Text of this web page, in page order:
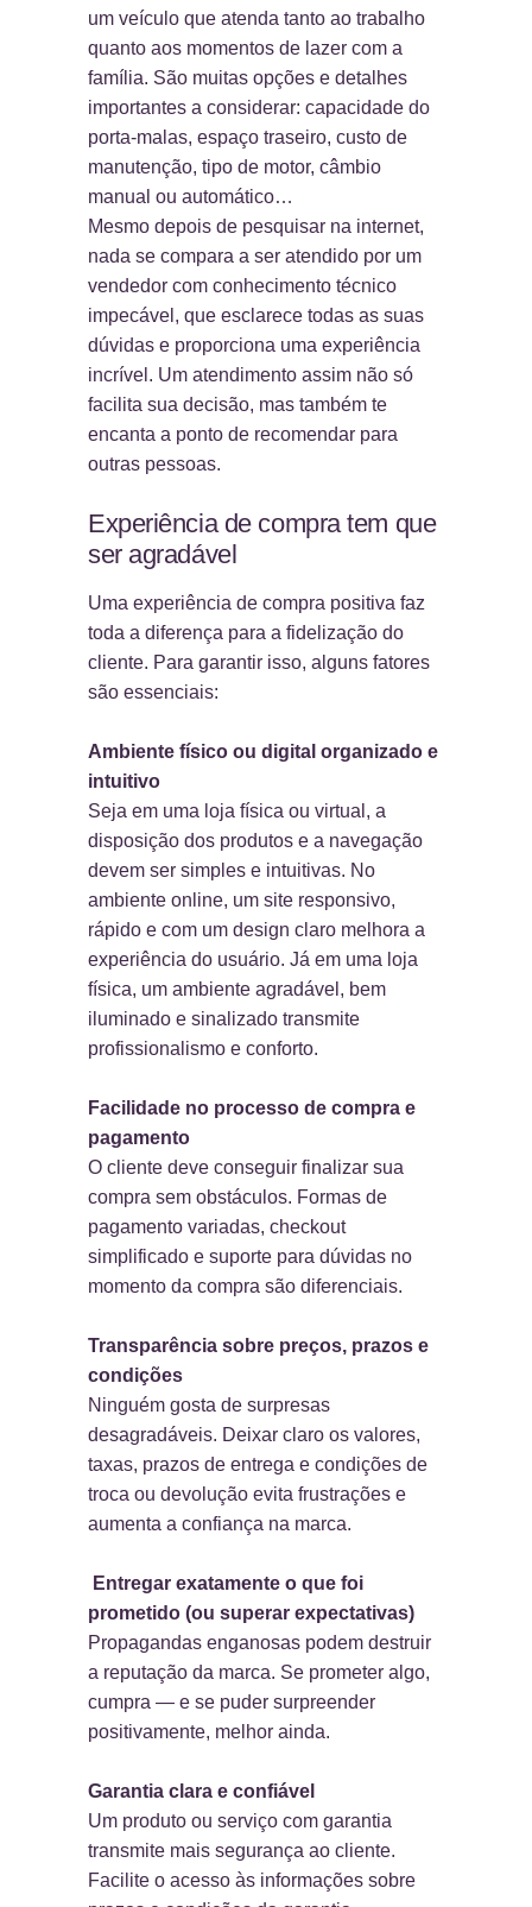
um veículo que atenda tanto ao trabalho
quanto aos momentos de lazer com a
família. São muitas opções e detalhes
importantes a considerar: capacidade do
porta-malas, espaço traseiro, custo de
manutenção, tipo de motor, câmbio
manual ou automático…
Mesmo depois de pesquisar na internet,
nada se compara a ser atendido por um
vendedor com conhecimento técnico
impecável, que esclarece todas as suas
dúvidas e proporciona uma experiência
incrível. Um atendimento assim não só
facilita sua decisão, mas também te
encanta a ponto de recomendar para
outras pessoas.
Experiência de compra tem que
ser agradável
Uma experiência de compra positiva faz
toda a diferença para a fidelização do
cliente. Para garantir isso, alguns fatores
são essenciais:
Ambiente físico ou digital organizado e
intuitivo
Seja em uma loja física ou virtual, a
disposição dos produtos e a navegação
devem ser simples e intuitivas. No
ambiente online, um site responsivo,
rápido e com um design claro melhora a
experiência do usuário. Já em uma loja
física, um ambiente agradável, bem
iluminado e sinalizado transmite
profissionalismo e conforto.
Facilidade no processo de compra e
pagamento
O cliente deve conseguir finalizar sua
compra sem obstáculos. Formas de
pagamento variadas, checkout
simplificado e suporte para dúvidas no
momento da compra são diferenciais.
Transparência sobre preços, prazos e
condições
Ninguém gosta de surpresas
desagradáveis. Deixar claro os valores,
taxas, prazos de entrega e condições de
troca ou devolução evita frustrações e
aumenta a confiança na marca.
Entregar exatamente o que foi
prometido (ou superar expectativas)
Propagandas enganosas podem destruir
a reputação da marca. Se prometer algo,
cumpra — e se puder surpreender
positivamente, melhor ainda.
Garantia clara e confiável
Um produto ou serviço com garantia
transmite mais segurança ao cliente.
Facilite o acesso às informações sobre